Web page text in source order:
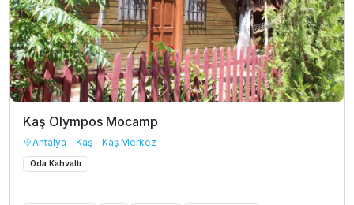
Kaş Olympos Mocamp
Antalya - Kaş - Kaş Merkez
Oda Kahvaltı